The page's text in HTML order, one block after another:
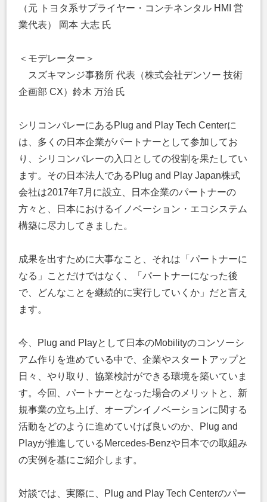
（元 トヨタ系サプライヤー・コンチネンタル HMI 営
業代表） 岡本 大志 氏
＜モデレーター＞
スズキマンジ事務所 代表（株式会社デンソー 技術
企画部 CX）鈴木 万治 氏
シリコンバレーにあるPlug and Play Tech Centerに
は、多くの日本企業がパートナーとして参加してお
り、シリコンバレーの入口としての役割を果たしてい
ます。その日本法人であるPlug and Play Japan株式
会社は2017年7月に設立、日本企業のパートナーの
方々と、日本におけるイノベーション・エコシステム
構築に尽力してきました。
成果を出すために大事なこと、それは「パートナーに
なる」ことだけではなく、「パートナーになった後
で、どんなことを継続的に実行していくか」だと言え
ます。
今、Plug and Playとして日本のMobilityのコンソーシ
アム作りを進めている中で、企業やスタートアップと
日々、やり取り、協業検討ができる環境を築いていま
す。今回、パートナーとなった場合のメリットと、新
規事業の立ち上げ、オープンイノベーションに関する
活動をどのように進めていけば良いのか、Plug and
Playが推進しているMercedes-Benzや日本での取組み
の実例を基にご紹介します。
対談では、実際に、Plug and Play Tech Centerのパー